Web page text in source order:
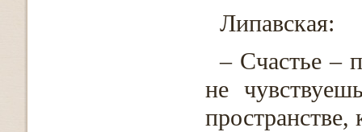
Липавская:
– Счастье –
не
пространстве,